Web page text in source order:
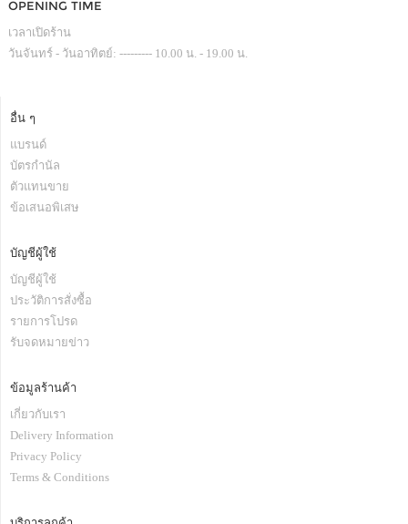
OPENING TIME
เวลาเปิดร้าน
วันจันทร์ - วันอาทิตย์: --------- 10.00 น. - 19.00 น.
อื่น ๆ
แบรนด์
บัตรกำนัล
ตัวแทนขาย
ข้อเสนอพิเสษ
บัญชีผู้ใช้
บัญชีผู้ใช้
ประวัติการสั่งซื้อ
รายการโปรด
รับจดหมายข่าว
ข้อมูลร้านค้า
เกี่ยวกับเรา
Delivery Information
Privacy Policy
Terms & Conditions